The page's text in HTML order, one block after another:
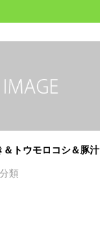
＆トウモロコシ＆豚汁
類